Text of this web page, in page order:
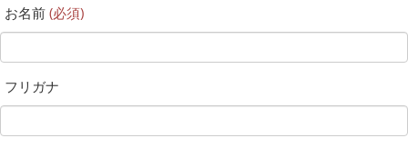
お名前 (必須)
フリガナ